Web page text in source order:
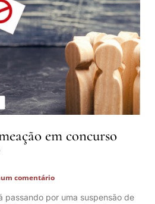
em concurso
comentário
passando por uma suspensão de